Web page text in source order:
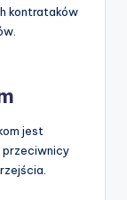
kontrataków
jest